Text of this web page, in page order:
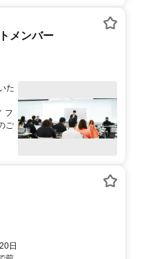
メンバー
た
フ
ご
日